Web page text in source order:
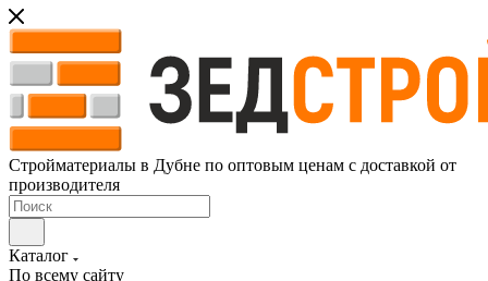
Стройматериалы в Дубне по оптовым ценам с доставкой от
производителя
Каталог
По всему сайту